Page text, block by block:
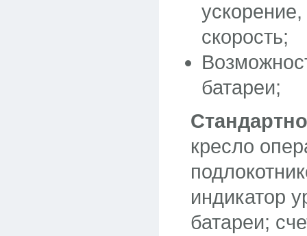
скорость;
батареи;
кресло
индикатор
батареи;